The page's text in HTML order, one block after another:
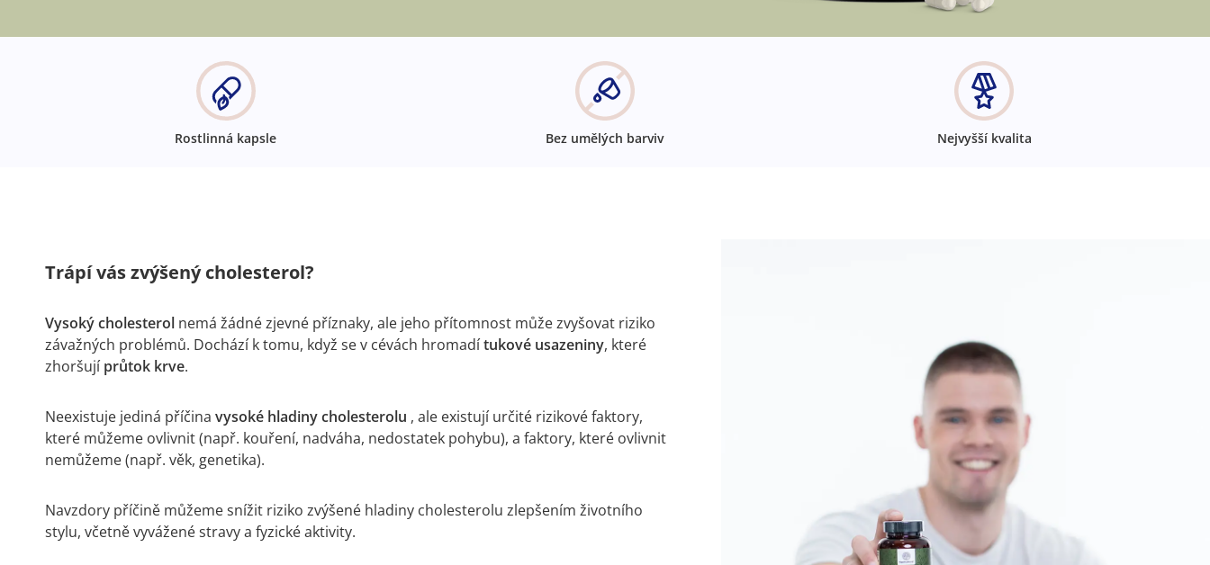
Rostlinná kapsle Bez umělých barviv Nejvyšší kvalita
Trápí vás zvýšený cholesterol?
Vysoký cholesterol nemá žádné zjevné příznaky, ale jeho přítomnost může zvyšovat riziko
závažných problémů. Dochází k tomu, když se v cévách hromadítukové usazeniny, které
zhoršujíprůtok krve.
Neexistuje jediná příčina vysoké hladiny cholesterolu , ale existují určité rizikové faktory,
které můžeme ovlivnit (např. kouření, nadváha, nedostatek pohybu), a faktory, které ovlivnit
nemůžeme (např. věk, genetika).
Navzdory příčině můžeme snížit riziko zvýšené hladiny cholesterolu zlepšením životního
stylu, včetně vyvážené stravy a fyzické aktivity.